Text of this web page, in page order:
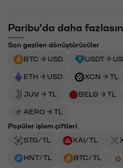
Paribu'da daha
Son gezilen dönüştürücüler
BTC → USD
USDT →
ETH → USD XCN → TL
JUV → TL BELG → TL
AERO → TL
Popüler işlem çiftleri
STG/TL
XAI/TL
HNT/TL BTC/TL